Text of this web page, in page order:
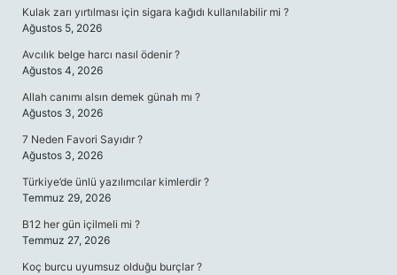
Kulak zarı yırtılması için sigara kağıdı kullanılabilir mi ?
Ağustos 5, 2026
Avcılık belge harcı nasıl ödenir ?
Ağustos 4, 2026
Allah canımı alsın demek günah mı ?
Ağustos 3, 2026
7 Neden Favori Sayıdır ?
Ağustos 3, 2026
Türkiye’de ünlü yazılımcılar kimlerdir ?
Temmuz 29, 2026
B12 her gün içilmeli mi ?
Temmuz 27, 2026
Koç burcu uyumsuz olduğu burçlar ?